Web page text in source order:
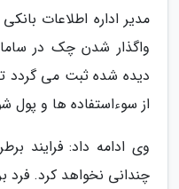
مدیر اداره اطلاعات
واگذار شدن چک در
دیده شده ثبت می گردد
از سوءاستفاده ها و پول
وی ادامه داد: فرایند
چندانی نخواهد کرد. فرد